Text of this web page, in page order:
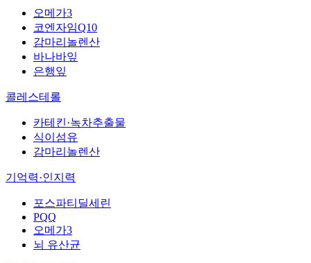
오메가3
코엔자임Q10
감마리놀렌산
바나바잎
은행잎
콜레스테롤
카테킨·녹차추출물
식이섬유
감마리놀렌산
기억력·인지력
포스파티딜세린
PQQ
오메가3
뇌 유산균